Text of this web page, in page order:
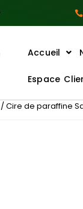
Accueil
Espace
/ Cire de paraffine